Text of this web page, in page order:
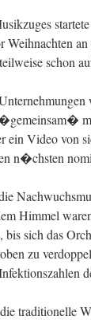
an
schon
ein Video von
n�chsten
Himmel
sich das
zu
traditionelle